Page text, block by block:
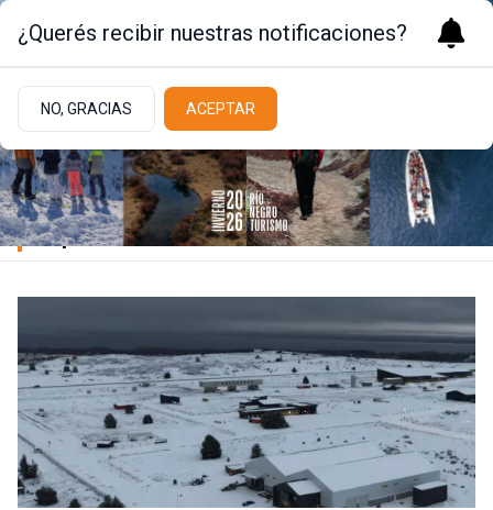
Empresas
¿Querés recibir nuestras notificaciones?
NO, GRACIAS ACEPTAR